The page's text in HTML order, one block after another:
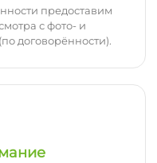
предоставим
с фото- и
договорённости).